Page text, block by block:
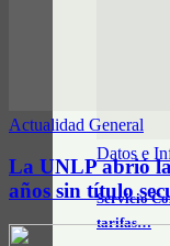
Datos e
Servicio
tarifas…
Actualidad General
La UNLP abrió
años sin título